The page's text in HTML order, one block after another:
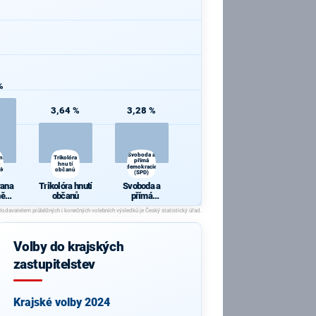
3,64 %
Trikolóra
hnutí
občanů
Trikolóra hnutí
občanů
3,28 %
Svoboda a
přímá
demokracie
(SPD)
Svoboda a
přímá
demokracie
(SPD)
Volby do krajských
zastupitelstev
Krajské volby 2024